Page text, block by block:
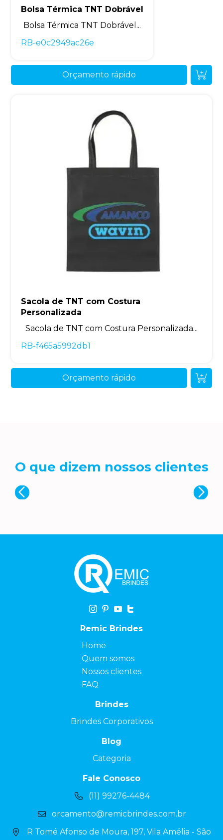
Bolsa Térmica TNT Dobrável
Bolsa Térmica TNT Dobrável...
RB-e0c2949ac26e
Orçamento rápido
Sacola de TNT com Costura
Personalizada
Sacola de TNT com Costura Personalizada...
RB-f465a5992db1
Orçamento rápido
O que dizem nossos clientes
Remic Brindes
Home
Quem somos
Nossos clientes
FAQ
Brindes
Brindes Corporativos
Blog
Categoria
Fale Conosco
(11) 99276-4484
orcamento@remicbrindes.com.br
R Tomé Afonso de Moura, 197, Vila Amélia - São